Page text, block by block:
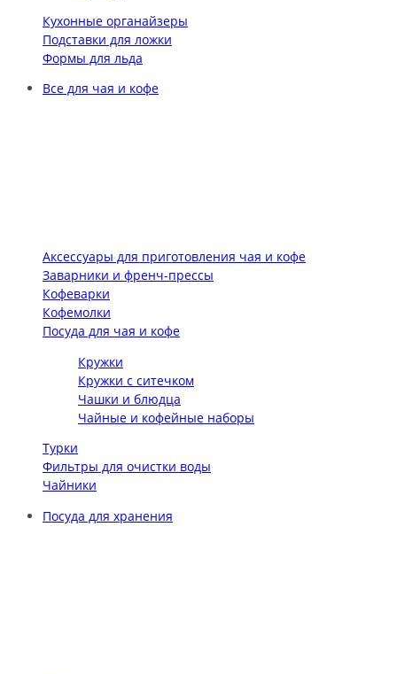
Кухонные органайзеры
Подставки для ложки
Формы для льда
Все для чая и кофе
Аксессуары для приготовления чая и кофе
Заварники и френч-прессы
Кофеварки
Кофемолки
Посуда для чая и кофе
Кружки
Кружки с ситечком
Чашки и блюдца
Чайные и кофейные наборы
Турки
Фильтры для очистки воды
Чайники
Посуда для хранения